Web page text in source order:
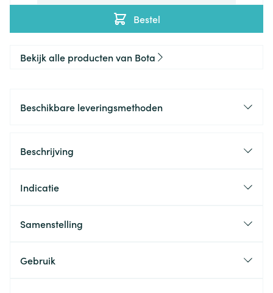
Bestel
Bekijk alle producten van Bota
Beschikbare leveringsmethoden
Beschrijving
Indicatie
Samenstelling
Gebruik